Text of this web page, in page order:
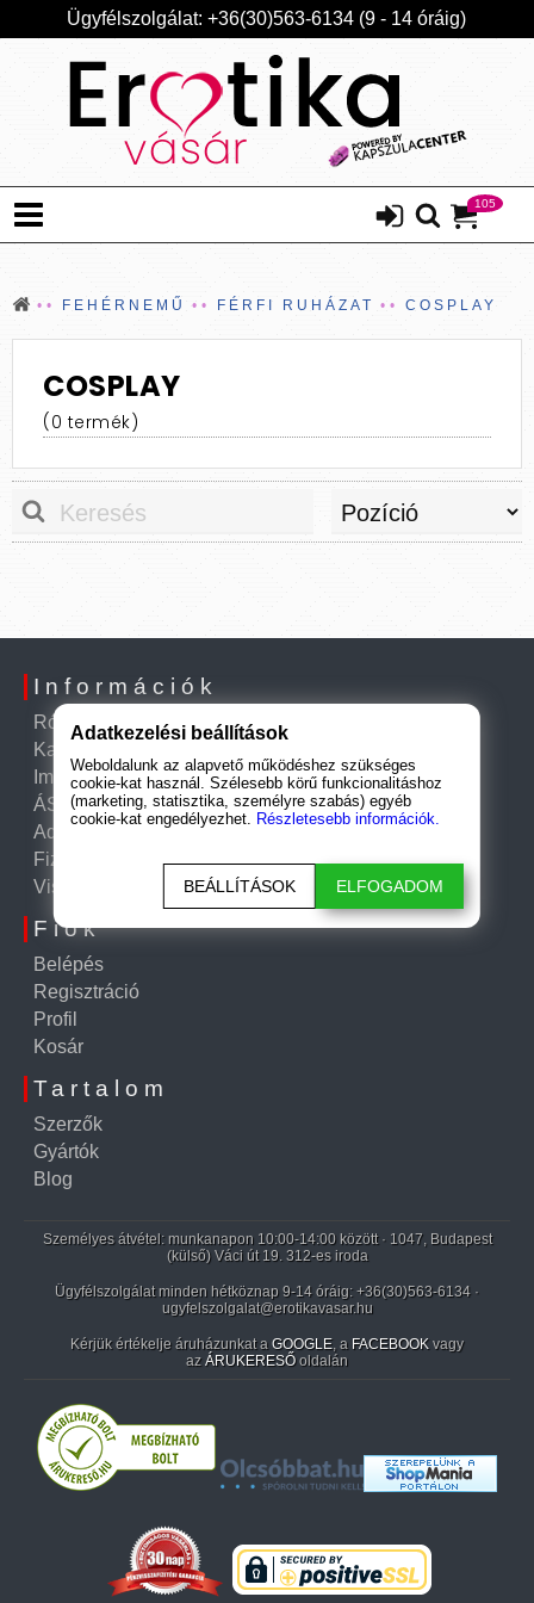
Ügyfélszolgálat: +36(30)563-6134 (9 - 14 óráig)
105
FEHÉRNEMŰ FÉRFI RUHÁZAT COSPLAY
COSPLAY
(0 termék)
Információk
Rólunk
Kapcsolat
Impresszum
ÁSZF
Adatkezelési tájékoztató
Fizetési és szállítási információk
Visszatérítési szabályzat
Fiók
Belépés
Regisztráció
Profil
Kosár
Tartalom
Szerzők
Gyártók
Blog
Személyes átvétel: munkanapon 10:00-14:00 között · 1047, Budapest
(külső) Váci út 19. 312-es iroda
Ügyfélszolgálat minden hétköznap 9-14 óráig: +36(30)563-6134 ·
ugyfelszolgalat@erotikavasar.hu
Kérjük értékelje áruházunkat a GOOGLE, a FACEBOOK vagy
az ÁRUKERESŐ oldalán
Adatkezelési beállítások
Weboldalunk az alapvető működéshez szükséges
cookie-kat használ. Szélesebb körű funkcionalitáshoz
(marketing, statisztika, személyre szabás) egyéb
cookie-kat engedélyezhet. Részletesebb információk.
BEÁLLÍTÁSOK ELFOGADOM